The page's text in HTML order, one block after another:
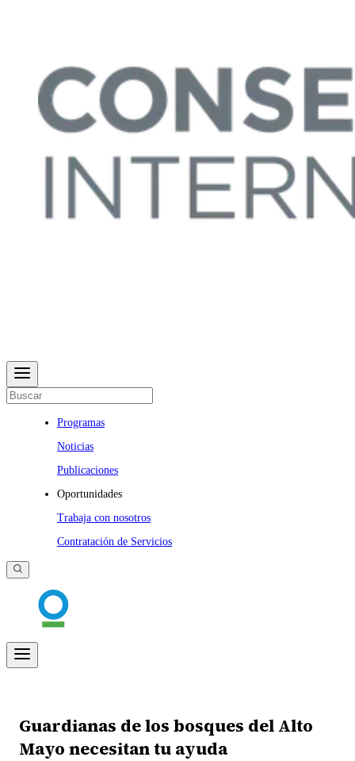
Programas
Noticias
Publicaciones
Oportunidades
Trabaja con nosotros
Contratación de Servicios
Guardianas de los bosques del Alto
Mayo necesitan tu ayuda